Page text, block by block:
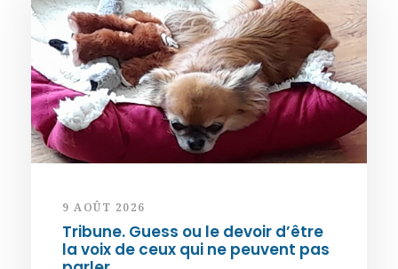
9 AOÛT 2026
Tribune. Guess ou le devoir d’être
la voix de ceux qui ne peuvent pas